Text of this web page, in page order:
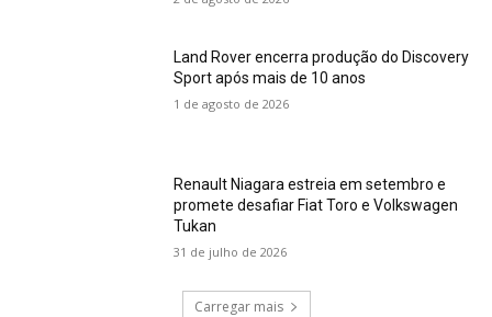
Land Rover encerra produção do Discovery
Sport após mais de 10 anos
1 de agosto de 2026
Renault Niagara estreia em setembro e
promete desafiar Fiat Toro e Volkswagen
Tukan
31 de julho de 2026
Carregar mais